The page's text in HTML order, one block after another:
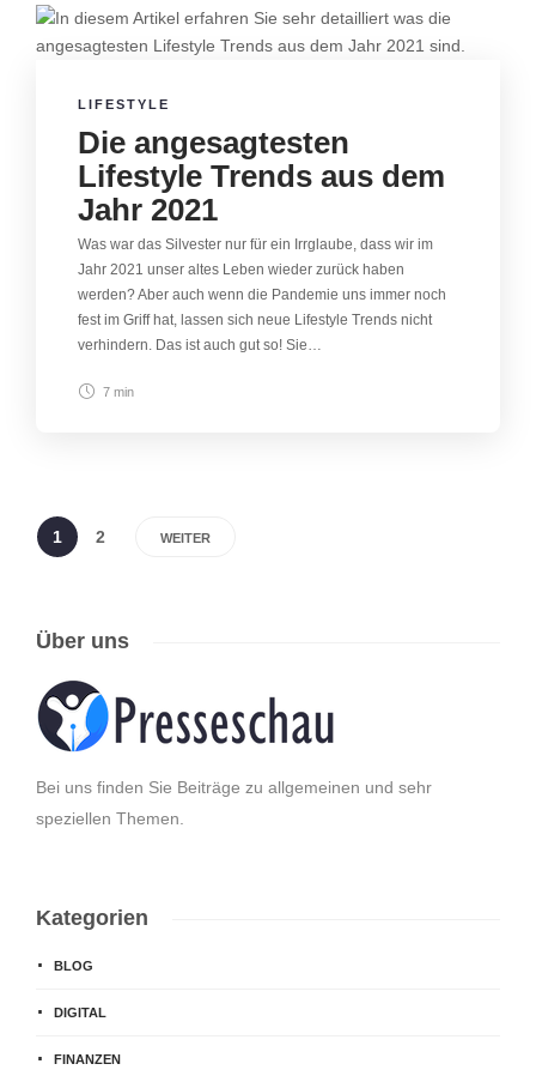
LIFESTYLE
Die angesagtesten
Lifestyle Trends aus dem
Jahr 2021
Was war das Silvester nur für ein Irrglaube, dass wir im
Jahr 2021 unser altes Leben wieder zurück haben
werden? Aber auch wenn die Pandemie uns immer noch
fest im Griff hat, lassen sich neue Lifestyle Trends nicht
verhindern. Das ist auch gut so! Sie…
7 min
1 2 WEITER
Über uns
Bei uns finden Sie Beiträge zu allgemeinen und sehr
speziellen Themen.
Kategorien
BLOG
DIGITAL
FINANZEN